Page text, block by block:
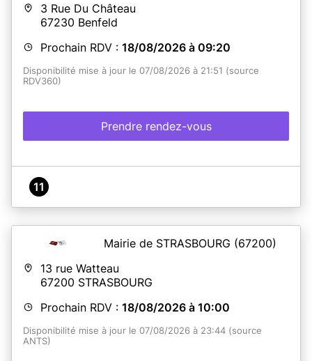
3 Rue Du Château
67230 Benfeld
Prochain RDV : 18/08/2026 à 09:20
Disponibilité mise à jour le 07/08/2026 à 21:51 (source
RDV360)
Prendre rendez-vous
11
Mairie de STRASBOURG (67200)
13 rue Watteau
67200 STRASBOURG
Prochain RDV : 18/08/2026 à 10:00
Disponibilité mise à jour le 07/08/2026 à 23:44 (source
ANTS)